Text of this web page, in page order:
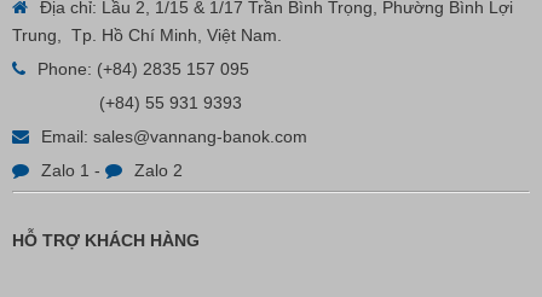
Nút Khóa Bằng Nhựa Cord Stopper – Recycled Nylon
Địa chỉ: Lầu 2, 1/15 & 1/17 Trần Bình Trọng, Phường Bình Lợi
Trung, Tp. Hồ Chí Minh, Việt Nam.
Phone: (+84) 2835 157 095
(+84) 55 931 9393
Email: sales@vannang-banok.com
Zalo 1 - Zalo 2
HỖ TRỢ KHÁCH HÀNG